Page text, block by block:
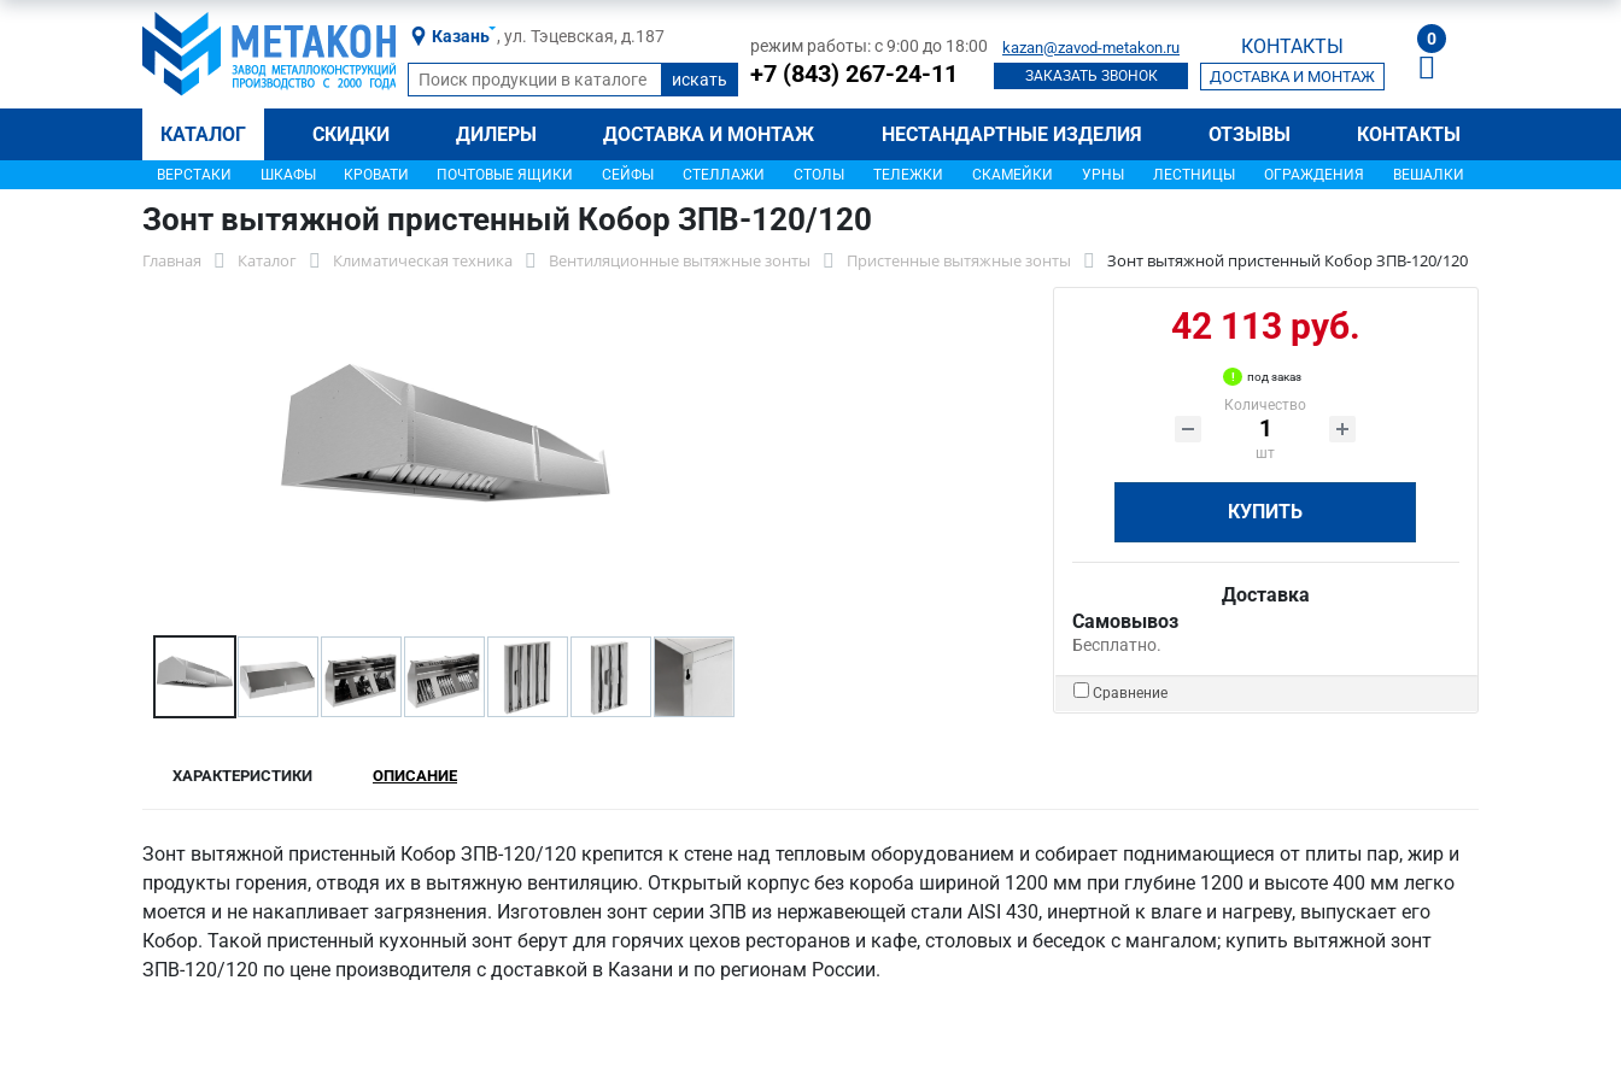
Казань , ул. Тэцевская, д.187 режим работы: с 9:00 до 18:00
+7 (843) 267-24-11
kazan@zavod-metakon.ru
ЗАКАЗАТЬ ЗВОНОК
КОНТАКТЫ
ДОСТАВКА И МОНТАЖ
0
КАТАЛОГ СКИДКИ ДИЛЕРЫ ДОСТАВКА И МОНТАЖ НЕСТАНДАРТНЫЕ ИЗДЕЛИЯ ОТЗЫВЫ КОНТАКТЫ
ВЕРСТАКИ ШКАФЫ КРОВАТИ ПОЧТОВЫЕ ЯЩИКИ СЕЙФЫ СТЕЛЛАЖИ СТОЛЫ ТЕЛЕЖКИ СКАМЕЙКИ УРНЫ ЛЕСТНИЦЫ ОГРАЖДЕНИЯ ВЕШАЛКИ
Зонт вытяжной пристенный Кобор ЗПВ-120/120
Главная Каталог Климатическая техника Вентиляционные вытяжные зонты Пристенные вытяжные зонты Зонт вытяжной пристенный Кобор ЗПВ-120/120
42 113 руб.
под заказ
Количество
шт
КУПИТЬ
Доставка
Самовывоз
Бесплатно.
Сравнение
ХАРАКТЕРИСТИКИ ОПИСАНИЕ
Зонт вытяжной пристенный Кобор ЗПВ-120/120 крепится к стене над тепловым оборудованием и собирает поднимающиеся от плиты пар, жир и
продукты горения, отводя их в вытяжную вентиляцию. Открытый корпус без короба шириной 1200 мм при глубине 1200 и высоте 400 мм легко
моется и не накапливает загрязнения. Изготовлен зонт серии ЗПВ из нержавеющей стали AISI 430, инертной к влаге и нагреву, выпускает его
Кобор. Такой пристенный кухонный зонт берут для горячих цехов ресторанов и кафе, столовых и беседок с мангалом; купить вытяжной зонт
ЗПВ-120/120 по цене производителя с доставкой в Казани и по регионам России.